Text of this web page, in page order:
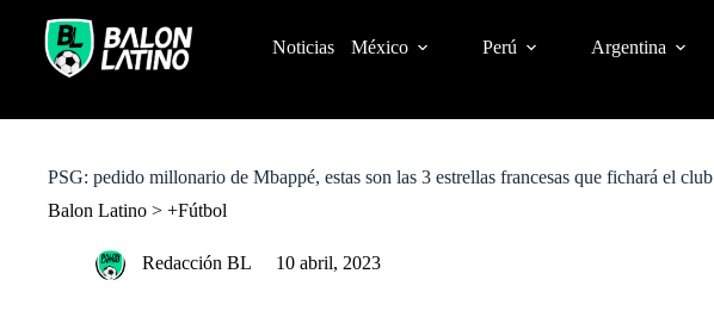
o
Noticias México Perú Argentina
PSG: pedido millonario de Mbappé, estas son las 3 estrellas francesas que fichará el club
Balon Latino > +Fútbol
Redacción BL 10 abril, 2023